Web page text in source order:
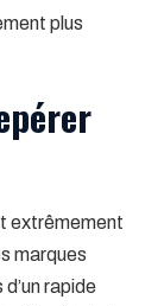
plus
extrêmement
marques
rapide